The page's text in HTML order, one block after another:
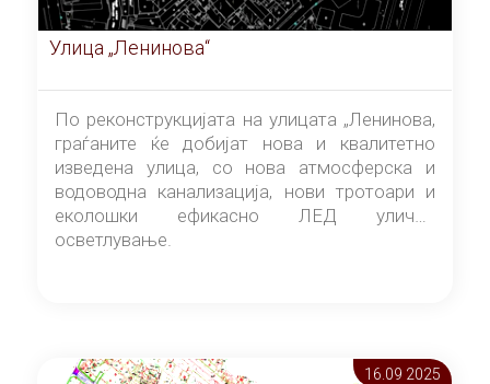
Улица „Ленинова“
По реконструкцијата на улицата „Ленинова,
граѓаните ќе добијат нова и квалитетно
изведена улица, со нова атмосферска и
водоводна канализација, нови тротоари и
еколошки ефикасно ЛЕД улично
осветлување.
16.09 2025